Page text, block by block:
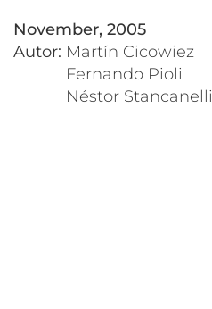
November, 2005
Autor: Martín Cicowiez
Fernando Pioli
Néstor Stancanelli